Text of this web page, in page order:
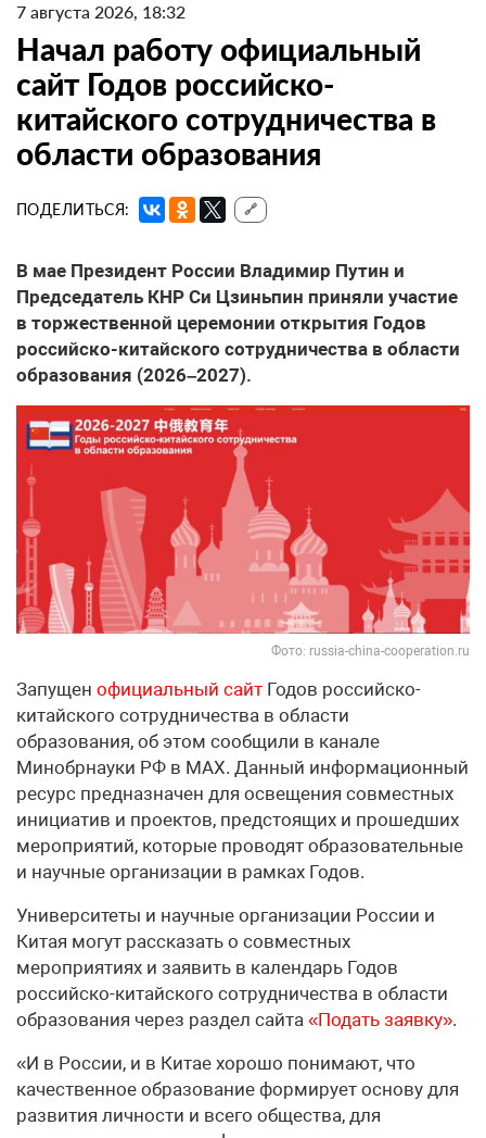
7 августа 2026, 18:32
Начал работу официальный
сайт Годов российско-
китайского сотрудничества в
области образования
ПОДЕЛИТЬСЯ: 🔗
В мае Президент России Владимир Путин и
Председатель КНР Си Цзиньпин приняли участие
в торжественной церемонии открытия Годов
российско-китайского сотрудничества в области
образования (2026–2027).
Фото: russia-china-cooperation.ru
Запущен официальный сайт Годов российско-
китайского сотрудничества в области
образования, об этом сообщили в канале
Минобрнауки РФ в МАХ. Данный информационный
ресурс предназначен для освещения совместных
инициатив и проектов, предстоящих и прошедших
мероприятий, которые проводят образовательные
и научные организации в рамках Годов.
Университеты и научные организации России и
Китая могут рассказать о совместных
мероприятиях и заявить в календарь Годов
российско-китайского сотрудничества в области
образования через раздел сайта «Подать заявку».
«И в России, и в Китае хорошо понимают, что
качественное образование формирует основу для
развития личности и всего общества, для